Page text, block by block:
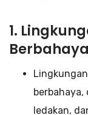
1.
berbahaya,
ledakan,